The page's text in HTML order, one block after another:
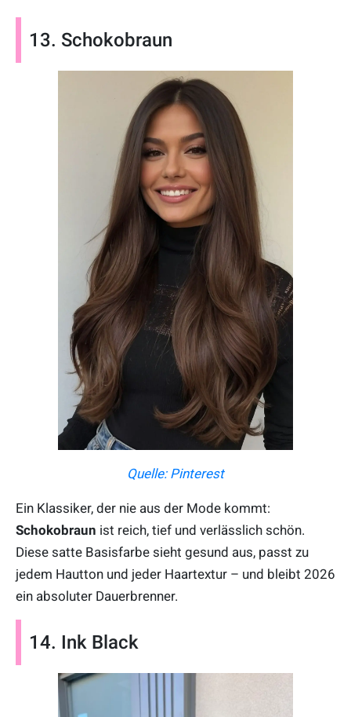
13. Schokobraun
Quelle: Pinterest
Ein Klassiker, der nie aus der Mode kommt:
Schokobraun ist reich, tief und verlässlich schön.
Diese satte Basisfarbe sieht gesund aus, passt zu
jedem Hautton und jeder Haartextur – und bleibt 2026
ein absoluter Dauerbrenner.
14. Ink Black